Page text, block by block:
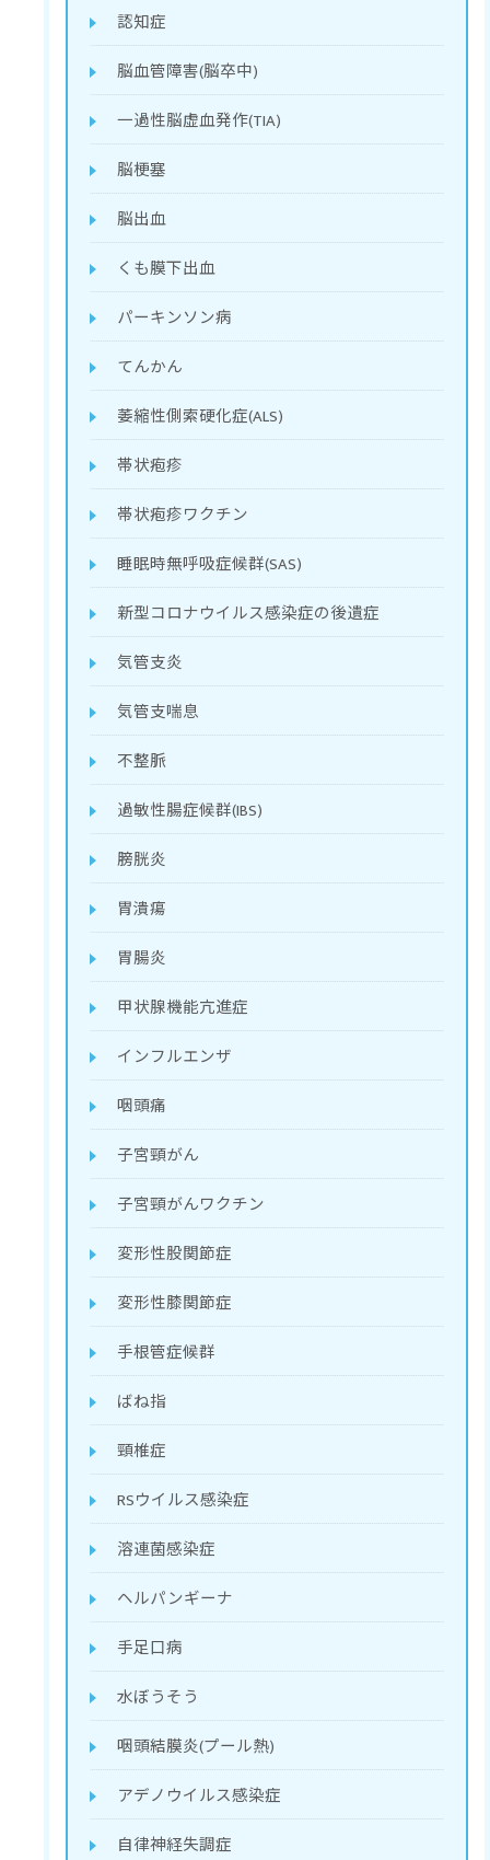
認知症
脳血管障害(脳卒中)
一過性脳虚血発作(TIA)
脳梗塞
脳出血
くも膜下出血
パーキンソン病
てんかん
萎縮性側索硬化症(ALS)
帯状疱疹
帯状疱疹ワクチン
睡眠時無呼吸症候群(SAS)
新型コロナウイルス感染症の後遺症
気管支炎
気管支喘息
不整脈
過敏性腸症候群(IBS)
膀胱炎
胃潰瘍
胃腸炎
甲状腺機能亢進症
インフルエンザ
咽頭痛
子宮頸がん
子宮頸がんワクチン
変形性股関節症
変形性膝関節症
手根管症候群
ばね指
頸椎症
RSウイルス感染症
溶連菌感染症
ヘルパンギーナ
手足口病
水ぼうそう
咽頭結膜炎(プール熱)
アデノウイルス感染症
自律神経失調症